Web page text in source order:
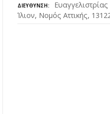
ΔΙΕΎΘΥΝΣΗ
Ίλιον, Νομός Αττικής,